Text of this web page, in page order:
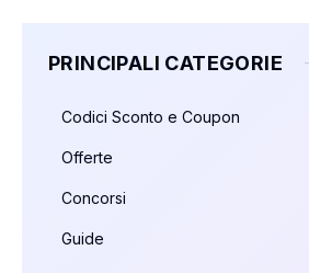
PRINCIPALI CATEGORIE
Codici Sconto e Coupon
Offerte
Concorsi
Guide